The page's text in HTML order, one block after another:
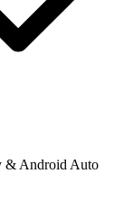
& Android Auto